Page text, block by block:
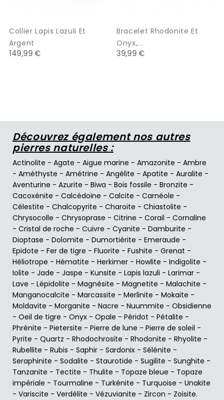
Collier Lapis Lazuli Et
Argent
149,99 €
Bracelet Rhodonite Et
Onyx,...
39,99 €
Découvrez également nos autres
pierres naturelles :
Actinolite - Agate - Aigue marine - Amazonite - Ambre
- Améthyste - Amétrine - Angélite - Apatite - Auralite -
Aventurine - Azurite - Biwa - Bois fossile - Bronzite -
Cacoxénite - Calcédoine - Calcite - Carnéole -
Célestite - Chalcopyrite - Charoïte - Chiastolite -
Chrysocolle - Chrysoprase - Citrine - Corail - Cornaline
- Cristal de roche - Cuivre - Cyanite - Damburite -
Dioptase - Dolomite - Dumortiérite - Emeraude -
Epidote - Fer de tigre - Fluorite - Fushite - Grenat -
Héliotrope - Hématite - Herkimer - Howlite - Indigolite -
Iolite - Jade - Jaspe - Kunsite - Lapis lazuli - Larimar -
Lave - Lépidolite - Magnésite - Magnetite - Malachite -
Manganocalcite - Marcassite - Merlinite - Mokaïte -
Moldavite - Morganite - Nacre - Nuummite - Obsidienne
- Oeil de tigre - Onyx - Opale - Péridot - Pétalite -
Phrénite - Pietersite - Pierre de lune - Pierre de soleil -
Pyrite - Quartz - Rhodochrosite - Rhodonite - Rhyolite -
Rubellite - Rubis - Saphir - Sardonix - Sélénite -
Seraphinite - Sodalite - Staurotide - Sugilite - Sunghite -
Tanzanite - Tectite - Thulite - Topaze bleue - Topaze
impériale - Tourmaline - Turkénite - Turquoise - Unakite
- Variscite - Verdélite - Vézuvianite - Zircon - Zoisite.